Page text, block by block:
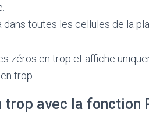
toutes les cellules de la
zéros en trop et affiche
trop.
avec la fonction